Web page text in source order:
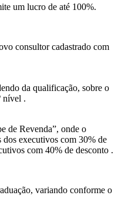
um lucro de até 100%.
consultor cadastrado com
da qualificação, sobre o
nível .
de Revenda”, onde o
dos executivos com 30% de
com 40% de desconto .
variando conforme o